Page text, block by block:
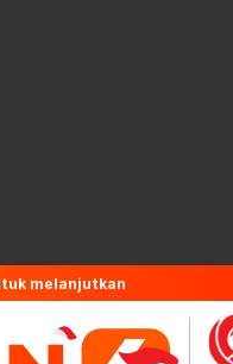
melanjutkan